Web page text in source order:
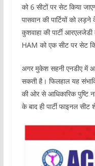
को 6 सीटों पर सेट किया
पासवान की पार्टियों को
कुशवाहा की पार्टी आरएलजेडी
HAM को एक सीट पर सेट
अगर मुकेश सहनी एनडीए में
सकती है। फिलहाल यह
की ओर से आधिकारिक पुष्टि
के बाद ही पार्टी फाइनल सीट